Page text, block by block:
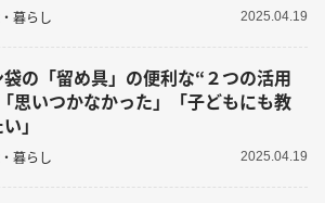
暮らし 2025.04.19
の「留め具」の便利な“２つの活用
思いつかなかった」「子どもにも教
」
暮らし 2025.04.19